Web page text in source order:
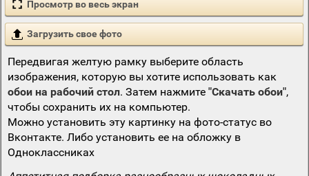
Просмотр во весь экран
Загрузить свое фото
Передвигая желтую рамку выберите область
изображения, которую вы хотите использовать как
обои на рабочий стол. Затем нажмите "Скачать обои",
чтобы сохранить их на компьютер.
Можно установить эту картинку на фото-статус во
Вконтакте. Либо установить ее на обложку в
Одноклассниках